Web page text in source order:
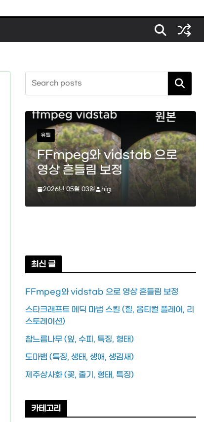
검색
스타크래프트
스타크래프트 메딕 마법 스킬
(힐, 옵티컬 플레어, 리스토레
이션)
2026년 04월 11일 hig
최신 글
FFmpeg와 vidstab 으로 영상 흔들림 보정
스타크래프트 메딕 마법 스킬 (힐, 옵티컬 플레어, 리
스토레이션)
참느릅나무 (잎, 수피, 특징, 형태)
도마뱀 (특징, 생태, 생애, 생김새)
제주상사화 (꽃, 줄기, 형태, 특징)
카테고리